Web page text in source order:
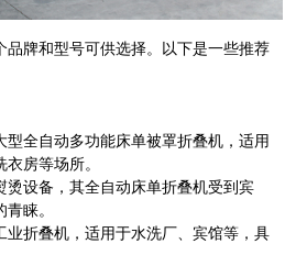
品牌和型号可供选择。以下是一些推荐
型全自动多功能床单被罩折叠机，适用
房等场所。
烫设备，其全自动床单折叠机受到宾
睐。
业折叠机，适用于水洗厂、宾馆等，具